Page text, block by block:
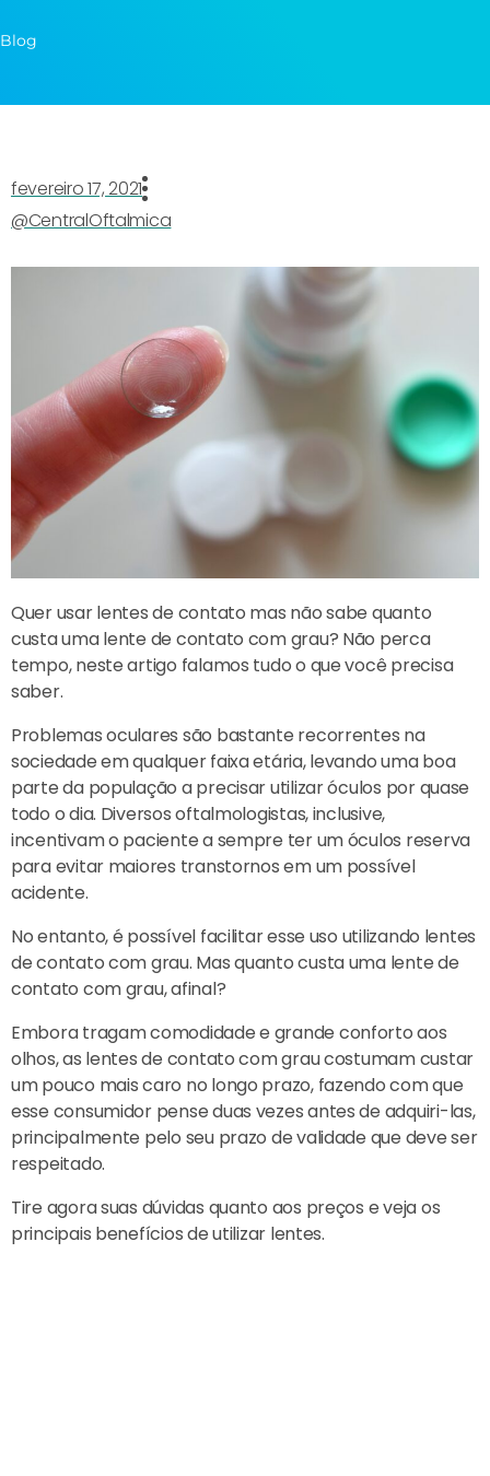
Blog
fevereiro 17, 2021
@CentralOftalmica
Quer usar lentes de contato mas não sabe quanto
custa uma lente de contato com grau? Não perca
tempo, neste artigo falamos tudo o que você precisa
saber.
Problemas oculares são bastante recorrentes na
sociedade em qualquer faixa etária, levando uma boa
parte da população a precisar utilizar óculos por quase
todo o dia. Diversos oftalmologistas, inclusive,
incentivam o paciente a sempre ter um óculos reserva
para evitar maiores transtornos em um possível
acidente.
No entanto, é possível facilitar esse uso utilizando lentes
de contato com grau. Mas quanto custa uma lente de
contato com grau, afinal?
Embora tragam comodidade e grande conforto aos
olhos, as lentes de contato com grau costumam custar
um pouco mais caro no longo prazo, fazendo com que
esse consumidor pense duas vezes antes de adquiri-las,
principalmente pelo seu prazo de validade que deve ser
respeitado.
Tire agora suas dúvidas quanto aos preços e veja os
principais benefícios de utilizar lentes.